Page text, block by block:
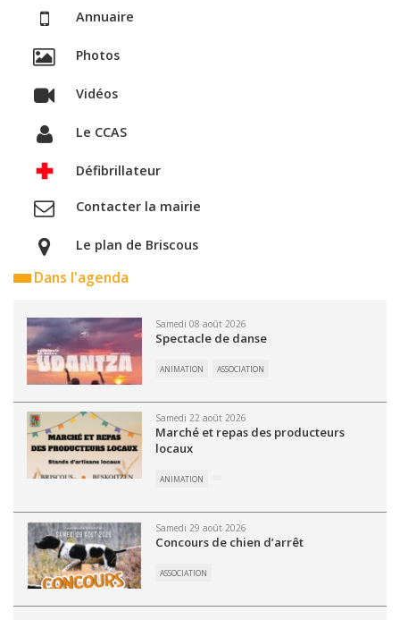
Annuaire
Photos
Vidéos
Le CCAS
Défibrillateur
Contacter la mairie
Le plan de Briscous
Dans l'agenda
Samedi 08 août 2026
Spectacle de danse
ANIMATION ASSOCIATION
Samedi 22 août 2026
Marché et repas des producteurs
locaux
ANIMATION
Samedi 29 août 2026
Concours de chien d’arrêt
ASSOCIATION